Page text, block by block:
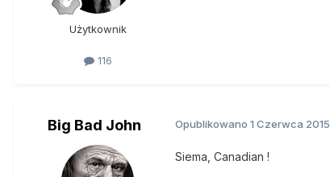
Użytkownik
116
Big Bad John Opublikowano 1 Czerwca 2015
Siema, Canadian !